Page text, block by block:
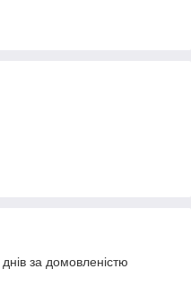
за домовленістю